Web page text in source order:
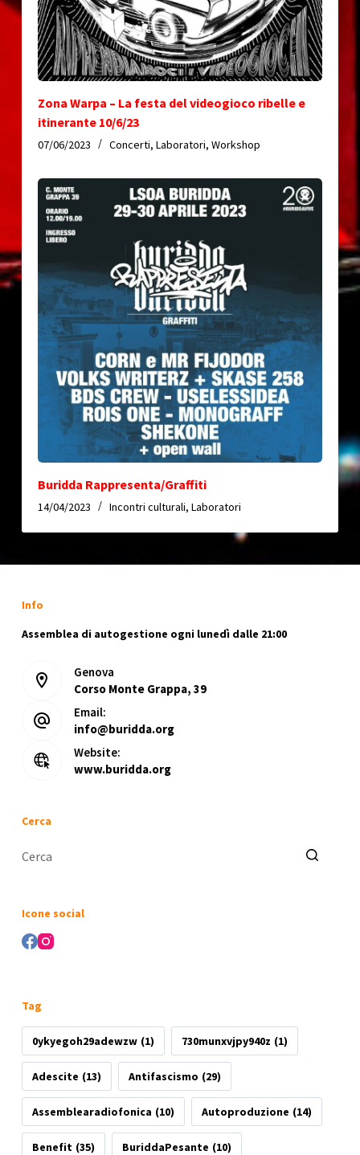
Zona Warpa – La festa del videogioco ribelle e
itinerante 10/6/23
07/06/2023 Concerti, Laboratori, Workshop
Buridda Rappresenta/Graffiti
14/04/2023 Incontri culturali, Laboratori
Info
Assemblea di autogestione ogni lunedì dalle 21:00
Genova
Corso Monte Grappa, 39
Email:
info@buridda.org
Website:
www.buridda.org
Cerca
Icone social
Tag
0ykyegoh29adewzw (1) 730munxvjpy940z (1)
Adescite (13) Antifascismo (29)
Assemblearadiofonica (10) Autoproduzione (14)
Benefit (35) BuriddaPesante (10)